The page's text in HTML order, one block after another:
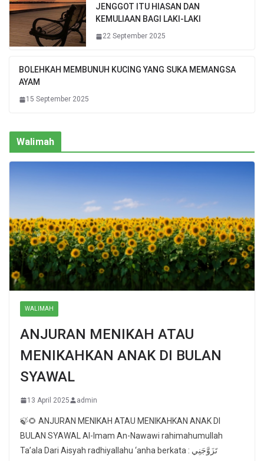
JENGGOT ITU HIASAN DAN
KEMULIAAN BAGI LAKI-LAKI
22 September 2025
BOLEHKAH MEMBUNUH KUCING YANG SUKA MEMANGSA
AYAM
15 September 2025
Walimah
WALIMAH
ANJURAN MENIKAH ATAU
MENIKAHKAN ANAK DI BULAN
SYAWAL
13 April 2025 admin
🍃🌻 ANJURAN MENIKAH ATAU MENIKAHKAN ANAK DI
BULAN SYAWAL Al-Imam An-Nawawi rahimahumullah
Ta’ala Dari Aisyah radhiyallahu ‘anha berkata : تَزَوَّجَنِي